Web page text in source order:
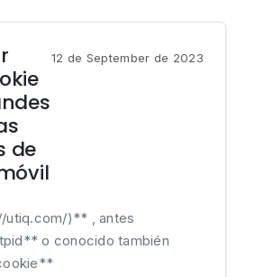
de
12 de September de 2023
)** , antes
o conocido también